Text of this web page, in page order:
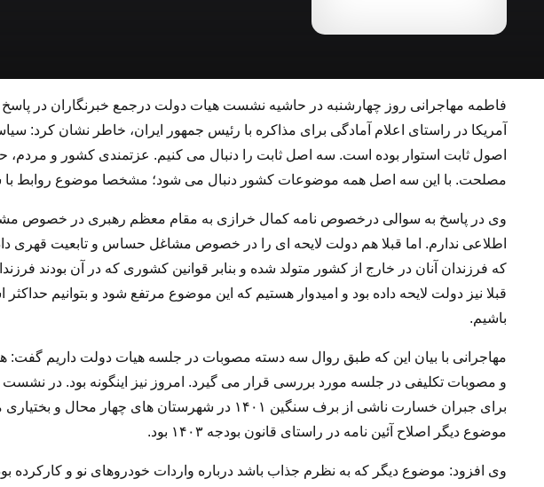
فاطمه مهاجرانی روز چهارشنبه در حاشیه نشست هیات دولت درجمع خبرنگاران در
آمریکا در راستای اعلام آمادگی برای مذاکره با رئیس جمهور ایران، خاطر نشان
اصول ثابت استوار بوده است. سه اصل ثابت را دنبال می کنیم. عزتمندی کشور و
مصلحت. با این سه اصل همه موضوعات کشور دنبال می شود؛ مشخصا موضوع روابط با
وی در پاسخ به سوالی درخصوص نامه کمال خرازی به مقام معظم رهبری در خصوص
اطلاعی ندارم. اما قبلا هم دولت لایحه ای را در خصوص مشاغل حساس و تابعیت قهری
که فرزندان آنان در خارج از کشور متولد شده و بنابر قوانین کشوری که در آن بودند
قبلا نیز دولت لایحه داده بود و امیدوار هستیم که این موضوع مرتفع شود و بتوانیم
باشیم.
مهاجرانی با بیان این که طبق روال سه دسته مصوبات در جلسه هیات دولت داریم
و مصوبات تکلیفی در جلسه مورد بررسی قرار می گیرد. امروز نیز اینگونه بود. در
برای جبران خسارت ناشی از برف سنگین ۱۴۰۱ در شهرستان
موضوع دیگر اصلاح آئین نامه در راستای قانون بودجه ۱۴۰۳ بود.
وی افزود: موضوع دیگر که به نظرم جذاب باشد درباره واردات خودروهای نو و کارکرده